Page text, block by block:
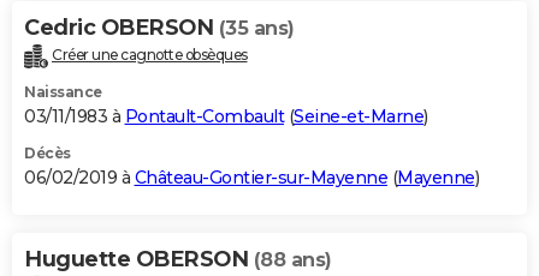
Cedric OBERSON (35 ans)
Créer une cagnotte obsèques
Naissance
03/11/1983 à Pontault-Combault(Seine-et-Marne)
Décès
06/02/2019 à Château-Gontier-sur-Mayenne (Mayenne)
Huguette OBERSON (88 ans)